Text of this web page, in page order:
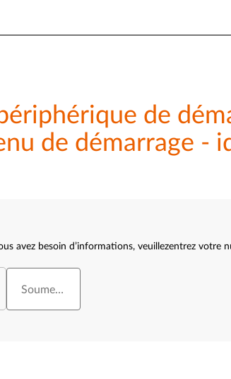
de
de démarrage -
avez besoin d’informations, veuillezentrez
Soumettre